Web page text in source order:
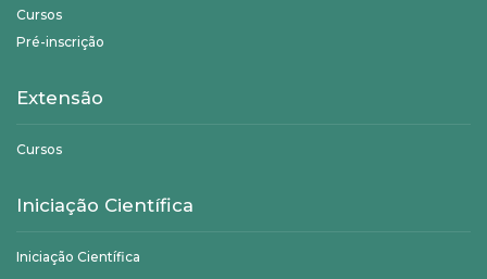
Cursos
Pré-inscrição
Extensão
Cursos
Iniciação Científica
Iniciação Científica